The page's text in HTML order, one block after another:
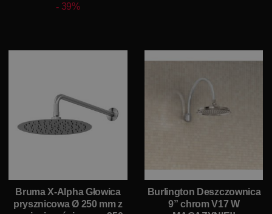
39%
Bruma X-Alpha Głowica
prysznicowa Ø 250 mm z
Burlington Deszczownica
9” chrom V17 W